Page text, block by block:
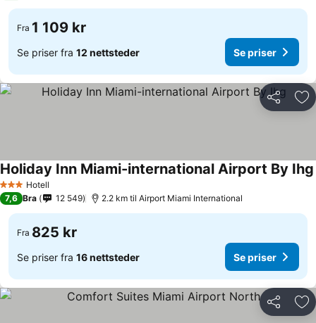
Fra 1 109 kr
Se priser fra 12 nettsteder Se priser
Del
3 StjernerHotell
Holiday Inn Miami-international Airport By Ihg
7,6 Bra 12 549 2.2 km til Airport Miami International
Fra 825 kr
Se priser fra 16 nettsteder Se priser
Del